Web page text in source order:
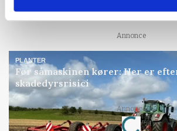
Snart kan man søge tilskud til
Annonce
PLANTER
Før såmaskinen kører: Her er
skadedyrsrisici
Annonce
Loading...